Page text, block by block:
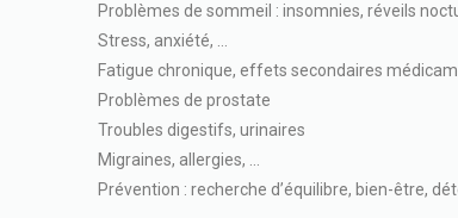
Problèmes de sommeil : insomnies, réveils
Stress, anxiété, …
Fatigue chronique, effets secondaires
Problèmes de prostate
Troubles digestifs, urinaires
Migraines, allergies, …
Prévention : recherche d’équilibre, bien-être,